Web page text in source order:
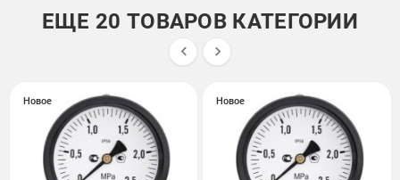
ЕЩЕ 20 ТОВАРОВ КАТЕГОРИИ
 
Новое Новое